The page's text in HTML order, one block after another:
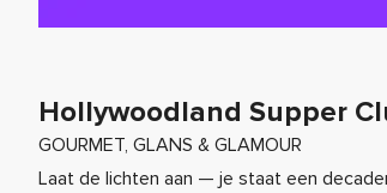
Hollywoodland Supper
GOURMET, GLANS & GLAMOUR
Laat de lichten aan — je staat een